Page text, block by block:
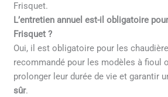
Frisquet.
L’entretien annuel est-il obligatoire
Frisquet ?
Oui, il est obligatoire pour les
recommandé pour les modèles à fioul
prolonger leur durée de vie et garantir
sûr.